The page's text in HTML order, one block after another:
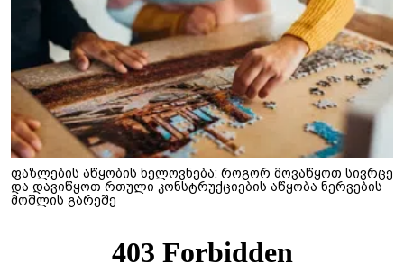
ფაზლების აწყობის ხელოვნება: როგორ მოვაწყოთ სივრცე
და დავიწყოთ რთული კონსტრუქციების აწყობა ნერვების
მოშლის გარეშე